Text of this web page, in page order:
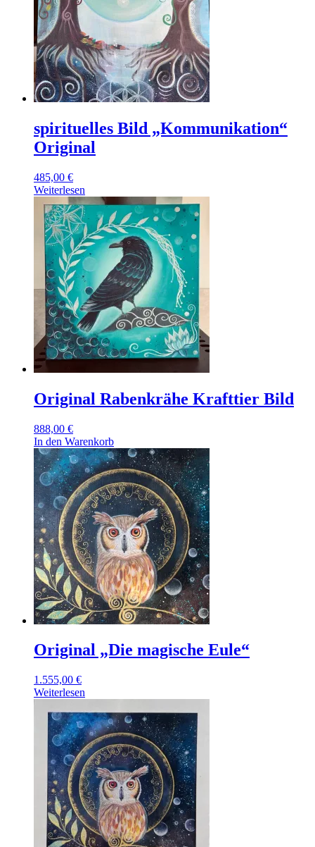
spirituelles Bild „Kommunikation“
Original
485,00 €
Weiterlesen
Original Rabenkrähe Krafttier Bild
888,00 €
In den Warenkorb
Original „Die magische Eule“
1.555,00 €
Weiterlesen